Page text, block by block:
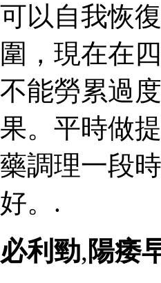
可以自我恢
圍，現在在
不能勞累過
果。平時做
藥調理一段
好。.
必利勁, 陽痿